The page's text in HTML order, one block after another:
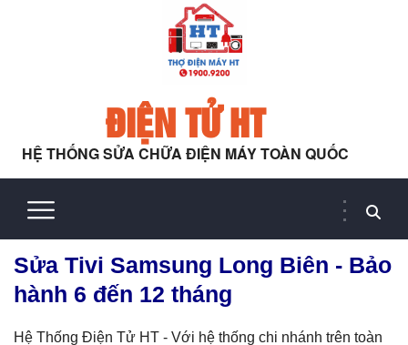
ĐIỆN TỬ HT
HỆ THỐNG SỬA CHỮA ĐIỆN MÁY TOÀN QUỐC
Sửa Tivi Samsung Long Biên - Bảo
hành 6 đến 12 tháng
Hệ Thống Điện Tử HT - Với hệ thống chi nhánh trên toàn